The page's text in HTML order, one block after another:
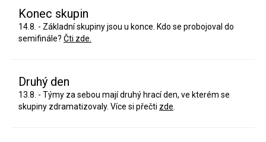
Konec skupin
14.8. - Základní skupiny jsou u konce. Kdo se probojoval do
semifinále? Čti zde.
Druhý den
13.8. - Týmy za sebou mají druhý hrací den, ve kterém se
skupiny zdramatizovaly. Více si přečti zde